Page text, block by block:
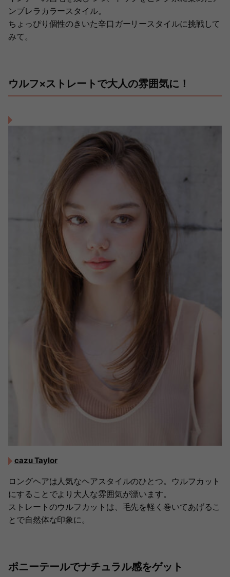
ンブレラカラースタイル。
ちょっぴり個性のきいた辛口ガーリースタイルに挑戦して
みて。
ウルフ×ストレートで大人の雰囲気に！
cazu Taylor
ロングヘアは人気なヘアスタイルのひとつ。ウルフカット
にすることでより大人な雰囲気が漂います。
ストレートのウルフカットは、毛先を軽く巻いてあげるこ
とで自然体な印象に。
ポニーテールでナチュラル感をゲット